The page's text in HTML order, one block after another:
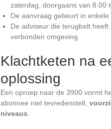
zaterdag, doorgaans van 8.00
De aanvraag gebeurt in
De adviseur die terugbelt
verbonden omgeving
Klachtketen na
oplossing
Een oproep naar de 3900 vormt
abonnee niet tevredenstelt,
niveaus